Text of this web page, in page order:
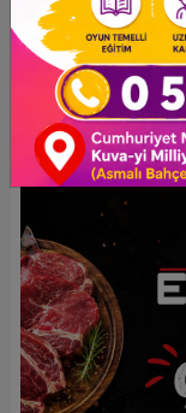
Eklenme : 16.03.2024
ÇİNELİLERİN